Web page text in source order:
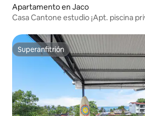
Apartamento en Jaco
Casa Cantone estudio ¡Apt. piscina
Superanfitrión
Superanfitrión